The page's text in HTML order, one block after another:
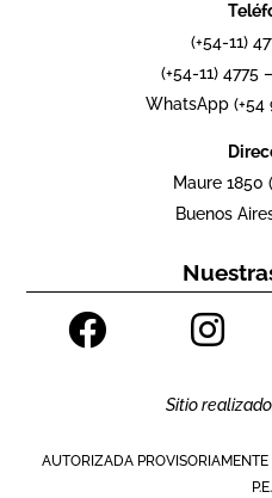
(+54-11)
(+54-11) 4775
WhatsApp (+54
Maure 1850
Buenos
Sitio
AUTORIZADA